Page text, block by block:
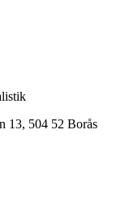
13, 504 52 Borås